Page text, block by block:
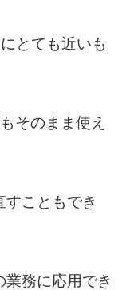
とても近いも
そのまま使え
すこともでき
務に応用でき